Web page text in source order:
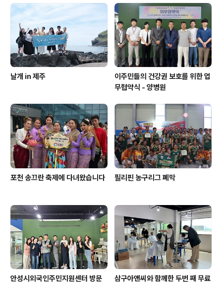
날개 in 제주
이주민들의 건강권 보호를 위한 업
무협약식 - 양병원
포천 송끄란 축제에 다녀왔습니다 필리핀 농구리그 폐막
안성시외국인주민지원센터 방문
삼구아앤씨와 함께한 두번 째 무료